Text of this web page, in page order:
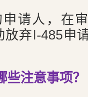
请人，在
弃I-485申
注意事项？